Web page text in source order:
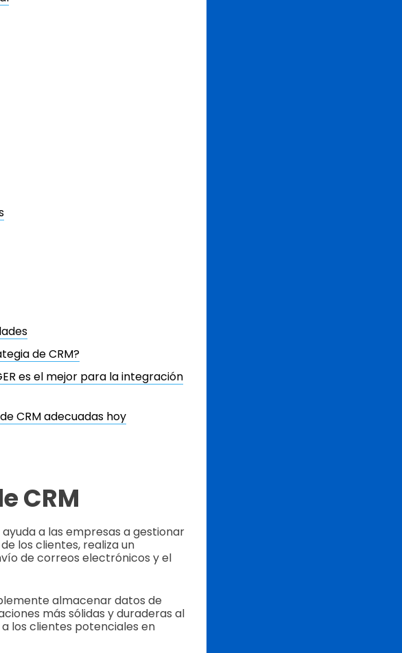
de CRM?
es el mejor para la integración
CRM adecuadas hoy
CRM
a las empresas a gestionar
los clientes, realiza un
de correos electrónicos y el
almacenar datos de
más sólidas y duraderas al
los clientes potenciales en